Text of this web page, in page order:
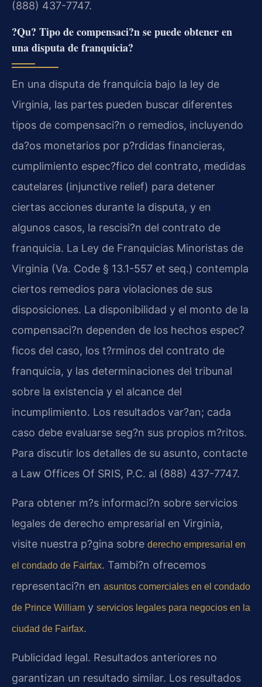
(888) 437-7747.
?Qu? Tipo de compensaci?n se puede obtener en
una disputa de franquicia?
En una disputa de franquicia bajo la ley de
Virginia, las partes pueden buscar diferentes
tipos de compensaci?n o remedios, incluyendo
da?os monetarios por p?rdidas financieras,
cumplimiento espec?fico del contrato, medidas
cautelares (injunctive relief) para detener
ciertas acciones durante la disputa, y en
algunos casos, la rescisi?n del contrato de
franquicia. La Ley de Franquicias Minoristas de
Virginia (Va. Code § 13.1-557 et seq.) contempla
ciertos remedios para violaciones de sus
disposiciones. La disponibilidad y el monto de la
compensaci?n dependen de los hechos espec?
ficos del caso, los t?rminos del contrato de
franquicia, y las determinaciones del tribunal
sobre la existencia y el alcance del
incumplimiento. Los resultados var?an; cada
caso debe evaluarse seg?n sus propios m?ritos.
Para discutir los detalles de su asunto, contacte
a Law Offices Of SRIS, P.C. al (888) 437-7747.
Para obtener m?s informaci?n sobre servicios
legales de derecho empresarial en Virginia,
visite nuestra p?gina sobre derecho empresarial en
el condado de Fairfax. Tambi?n ofrecemos
representaci?n en asuntos comerciales en el condado
de Prince William y servicios legales para negocios en la
ciudad de Fairfax.
Publicidad legal. Resultados anteriores no
garantizan un resultado similar. Los resultados